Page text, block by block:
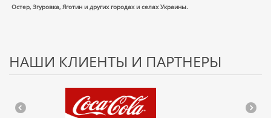
Остер, Згуровка, Яготин и других городах и селах Украины.
НАШИ КЛИЕНТЫ И ПАРТНЕРЫ